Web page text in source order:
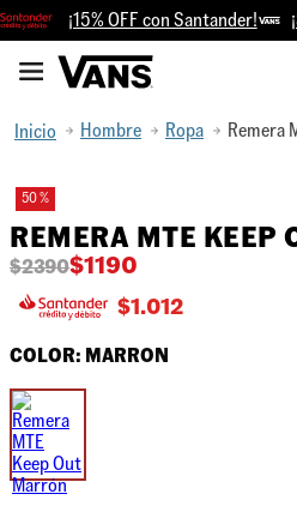
¡15% OFF con Santander!
Hombre Ropa Remera
50 %
REMERA MTE KEEP
$1190
$2390
$1.012
COLOR: MARRON